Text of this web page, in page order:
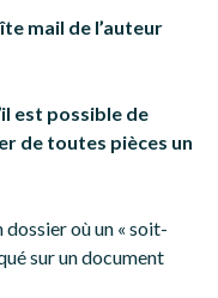
mail de l’auteur
il est possible de
de toutes pièces un
dossier où un « soit-
sur un document